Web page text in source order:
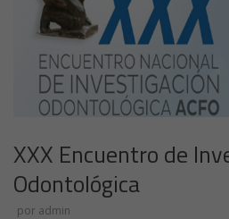
XXX Encuentro de
Odontológica
por admin